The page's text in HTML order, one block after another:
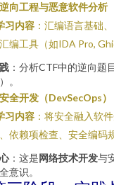
向工程与恶意软件分析
习内容 ：汇编语言基础
编工具（如IDA Pro,
：分析CTF中的逆向
。
全开发（DevSecOps）
习内容 ：将安全融入软
依赖项检查、安全编码
：这是网络技术开发与
意识。